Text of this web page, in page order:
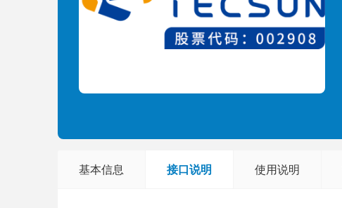
基本信息 接口说明 使用说明